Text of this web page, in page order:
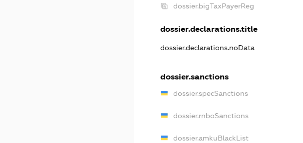
dossier.bigTaxPayerReg
dossier.declarations.title
dossier.declarations.noData
dossier.sanctions
dossier.specSanctions
dossier.rnboSanctions
dossier.amkuBlackList